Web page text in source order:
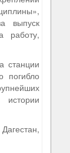
выпуск
работу,
станции
погибло